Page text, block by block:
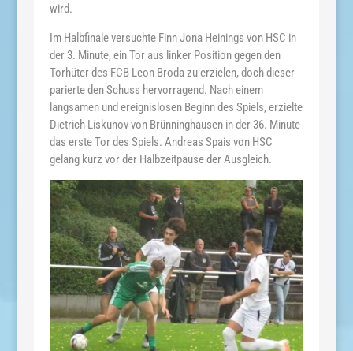
wird.
Im Halbfinale versuchte Finn Jona Heinings von HSC in
der 3. Minute, ein Tor aus linker Position gegen den
Torhüter des FCB Leon Broda zu erzielen, doch dieser
parierte den Schuss hervorragend. Nach einem
langsamen und ereignislosen Beginn des Spiels, erzielte
Dietrich Liskunov von Brünninghausen in der 36. Minute
das erste Tor des Spiels. Andreas Spais von HSC
gelang kurz vor der Halbzeitpause der Ausgleich.